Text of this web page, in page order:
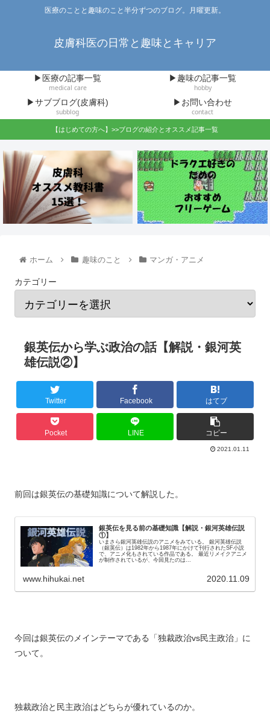
医療のことと趣味のこと半分ずつのブログ。月曜更新。
皮膚科医の日常と趣味とキャリア
▶医療の記事一覧
medical care
▶趣味の記事一覧
hobby
▶サブブログ(皮膚科)
subblog
▶お問い合わせ
contact
【はじめての方へ】>>ブログの紹介とオススメ記事一覧
ホーム 趣味のこと マンガ・アニメ
カテゴリー
銀英伝から学ぶ政治の話【解説・銀河英
雄伝説②】
Twitter Facebook はてブ
Pocket LINE コピー
2021.01.11
前回は銀英伝の基礎知識について解説した。
銀英伝を見る前の基礎知識【解説・銀河英雄伝説
①】
いまさら銀河英雄伝説のアニメをみている。 銀河英雄伝説
（銀英伝）は1982年から1987年にかけて刊行されたSF小説
で、アニメ化もされている作品である。 最近リメイクアニメ
が制作されているが、今回見たのは...
www.hihukai.net 2020.11.09
今回は銀英伝のメインテーマである「独裁政治vs民主政治」に
ついて。
独裁政治と民主政治はどちらが優れているのか。